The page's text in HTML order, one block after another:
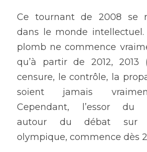
Ce tournant de 2008 se
dans le monde
plomb ne commence
qu’à partir de 2012,
censure, le contrôle, la
soient jamais
Cependant, l’essor du
autour du débat sur
olympique, commence dès